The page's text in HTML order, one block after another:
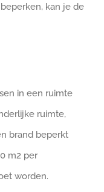
kan je de
in een ruimte
ruimte,
brand beperkt
m2 per
worden.